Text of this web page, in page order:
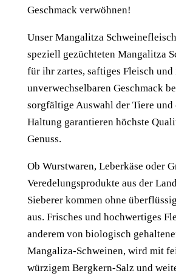
Geschmack verwöhnen!
Unser Mangalitza
speziell gezüchteten Mangalitza
für ihr zartes, saftiges Fleisch und
unverwechselbaren Geschmack
sorgfältige Auswahl der Tiere und
Haltung garantieren höchste
Genuss.
Ob Wurstwaren, Leberkäse oder
Veredelungsprodukte aus der
Sieberer kommen ohne
aus. Frisches und hochwertiges
anderem von biologisch
Mangaliza-Schweinen, wird mit
würzigem Bergkern-Salz und